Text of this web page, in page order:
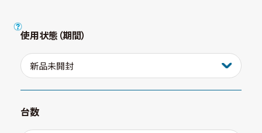
使用状態（期間）
台数